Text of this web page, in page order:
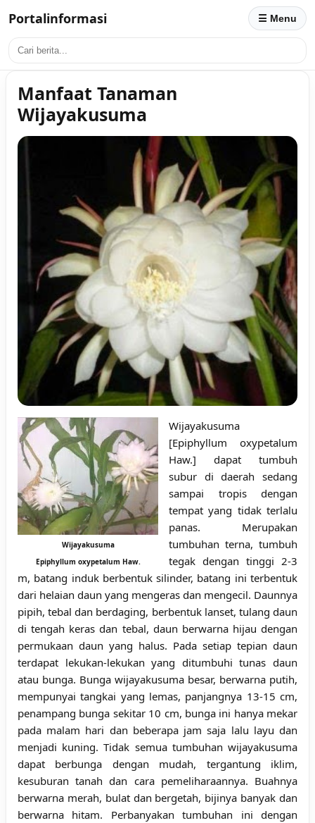
Portalinformasi ☰ Menu
Manfaat Tanaman
Wijayakusuma
Wijayakusuma
Epiphyllum oxypetalum Haw.
Wijayakusuma
[Epiphyllum oxypetalum
Haw.] dapat tumbuh
subur di daerah sedang
sampai tropis dengan
tempat yang tidak terlalu
panas. Merupakan
tumbuhan terna, tumbuh
tegak dengan tinggi 2-3
m, batang induk berbentuk silinder, batang ini terbentuk
dari helaian daun yang mengeras dan mengecil. Daunnya
pipih, tebal dan berdaging, berbentuk lanset, tulang daun
di tengah keras dan tebal, daun berwarna hijau dengan
permukaan daun yang halus. Pada setiap tepian daun
terdapat lekukan-lekukan yang ditumbuhi tunas daun
atau bunga. Bunga wijayakusuma besar, berwarna putih,
mempunyai tangkai yang lemas, panjangnya 13-15 cm,
penampang bunga sekitar 10 cm, bunga ini hanya mekar
pada malam hari dan beberapa jam saja lalu layu dan
menjadi kuning. Tidak semua tumbuhan wijayakusuma
dapat berbunga dengan mudah, tergantung iklim,
kesuburan tanah dan cara pemeliharaannya. Buahnya
berwarna merah, bulat dan bergetah, bijinya banyak dan
berwarna hitam. Perbanyakan tumbuhan ini dengan